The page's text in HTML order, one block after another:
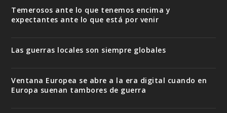
Temerosos ante lo que tenemos encima y
expectantes ante lo que está por venir
Las guerras locales son siempre globales
Ventana Europea se abre a la era digital cuando en
Europa suenan tambores de guerra